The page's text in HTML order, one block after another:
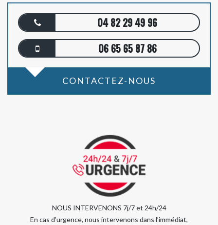
04 82 29 49 96
06 65 65 87 86
CONTACTEZ-NOUS
NOUS INTERVENONS 7j/7 et 24h/24
En cas d’urgence, nous intervenons dans l’immédiat,